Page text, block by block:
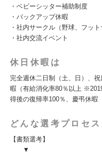
・ベビーシッター補助制度
・バックアップ休暇
・社内サークル（野球、フッ
・社内交流イベント
休日休暇は
完全週休二日制（土、日）、
暇（有給消化率80％以上
得後の復帰率100％、慶弔休暇
どんな選考プロセ
【書類選考】
▼